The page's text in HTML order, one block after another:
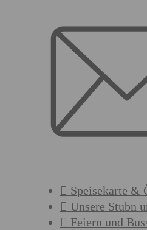
Speisekarte &
Unsere Stubn
Feiern und